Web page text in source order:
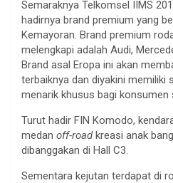
Semaraknya Telkomsel IIMS
hadirnya brand premium yang
Kemayoran. Brand premium
melengkapi adalah Audi,
Brand asal Eropa ini akan
terbaiknya dan diyakini memiliki
menarik khusus bagi konsumen
Turut hadir FIN Komodo,
medan off-roadkreasi anak
dibanggakan di Hall C3.
Sementara kejutan terdapat di